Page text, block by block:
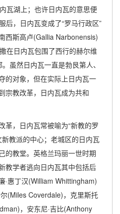
瓦湖上；也许日内瓦的意思便
后，日内瓦变成了“罗马行政区”
西斯高卢(Gallia Narbonensis)
在日内瓦包围了西行的赫尔维
虽然日内瓦一直是勃艮第人、
的对象，但在实际上日内瓦一
宗教改革，日内瓦成为共和
革，日内瓦常被喻为“新教的罗
教派的中心；老城区的日内瓦
的教堂。英格兰玛丽一世时期
教学者逃向日内瓦其中包括后
·惠丁汉(William Whittingham)
(Miles Coverdale)，克里斯托
，安东尼·吉比(Anthony